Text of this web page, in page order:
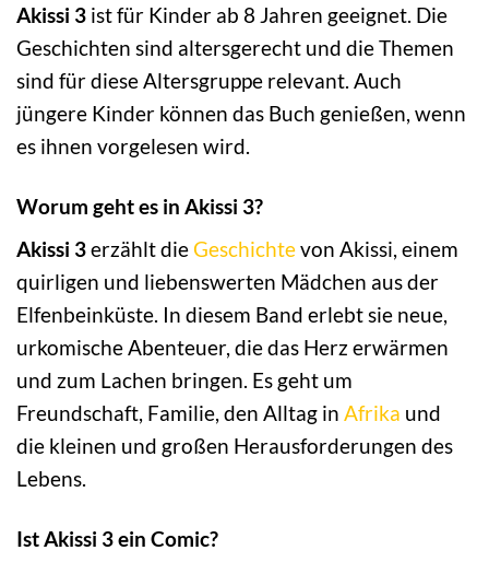
Akissi 3 ist für Kinder ab 8 Jahren geeignet. Die
Geschichten sind altersgerecht und die Themen
sind für diese Altersgruppe relevant. Auch
jüngere Kinder können das Buch genießen, wenn
es ihnen vorgelesen wird.
Worum geht es in Akissi 3?
Akissi 3erzählt dieGeschichtevon Akissi, einem
quirligen und liebenswerten Mädchen aus der
Elfenbeinküste. In diesem Band erlebt sie neue,
urkomische Abenteuer, die das Herz erwärmen
und zum Lachen bringen. Es geht um
Freundschaft, Familie, den Alltag in Afrika und
die kleinen und großen Herausforderungen des
Lebens.
Ist Akissi 3 ein Comic?